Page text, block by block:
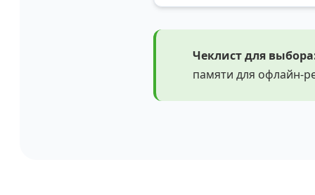
Чеклист для
памяти для офлайн-